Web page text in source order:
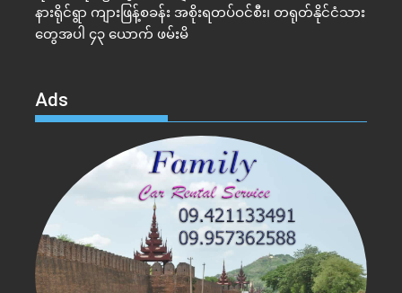
နားရိုင်ရွာ ကျားဖြန့်စခန်း အစိုးရတပ်ဝင်စီး၊ တရုတ်နိုင်ငံသား
တွေအပါ ၄၃ ယောက် ဖမ်းမိ
Ads